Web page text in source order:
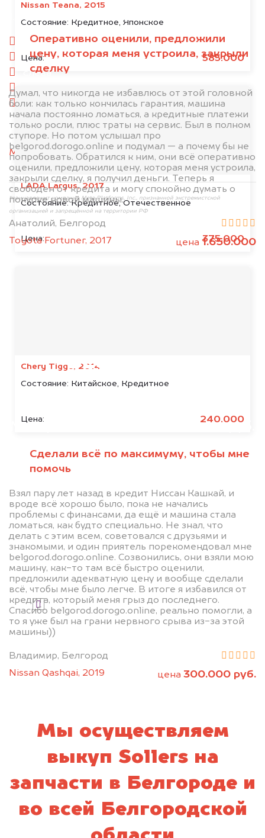
Nissan Teana, 2015
Состояние: Кредитное, Японское
Цена: 585.000
LADA Largus, 2017
Состояние:Кредитное, Отечественное
Цена: 375.000
Chery Tiggo, 2014
Состояние: Китайское, Кредитное
Цена: 240.000
Оперативно оценили, предложили
цену, которая меня устроила, закрыли
сделку
Думал, что никогда не избавлюсь от этой головной
боли: как только кончилась гарантия, машина
начала постоянно ломаться, а кредитные платежи
только росли, плюс траты на сервис. Был в полном
ступоре. Но потом услышал про
belgorod.dorogo.online и подумал — а почему бы не
попробовать. Обратился к ним, они всё оперативно
оценили, предложили цену, которая меня устроила,
закрыли сделку, я получил деньги. Теперь я
свободен от кредита и могу спокойно думать о
покупке новой машины.
Анатолий, Белгород
Toyota Fortuner, 2017
цена 1.650.000
Сделали всё по максимуму, чтобы мне
помочь
Взял пару лет назад в кредит Ниссан Кашкай, и
вроде всё хорошо было, пока не начались
проблемы с финансами, да ещё и машина стала
ломаться, как будто специально. Не знал, что
делать с этим всем, советовался с друзьями и
знакомыми, и один приятель порекомендовал мне
belgorod.dorogo.online. Созвонились, они взяли мою
машину, как-то там всё быстро оценили,
предложили адекватную цену и вообще сделали
всё, чтобы мне было легче. В итоге я избавился от
кредита, который меня грыз до последнего.
Спасибо belgorod.dorogo.online, реально помогли, а
то я уже был на грани нервного срыва из-за этой
машины))
Владимир, Белгород
Nissan Qashqai, 2019
цена 300.000 руб.
1. Сфотографируйте машину:
спереди
сзади
слева
салон
2. Отправьте фотографии на номер
+79584983298 по WhatsApp*,
MAX
или на электронную почту
info@dorogo.online
*принадлежит компании Meta Platforms, Inc., признанной экстремистской
организацией и запрещённой на территории РФ
БЕСПЛАТНО
Узнайте стоимость автомобиля
Мы купим ваше авто на 20.000 руб.
автоаукционах.
Узнать стоимость
Я даю согласие на обработку своих
персональных данных и соглашаюсь с
политикой конфиденциальности
Мы осуществляем
выкуп Sollers на
запчасти в Белгороде и
во всей Белгородской